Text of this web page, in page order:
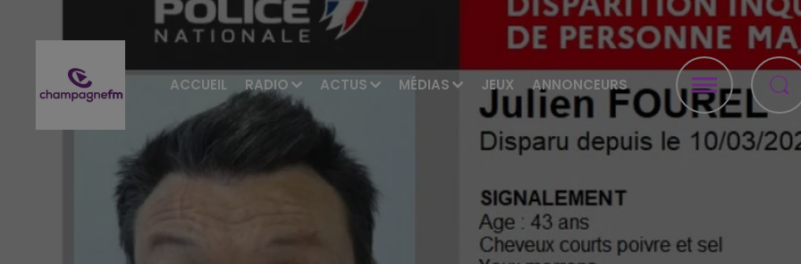
ACCUEIL RADIO ACTUS MÉDIAS JEUX ANNONCEURS